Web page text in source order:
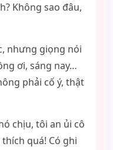
Không sao đâu,
nhưng giọng nói
ơi, sáng nay…
phải cố ý, thật
chịu, tôi an ủi cô
thích quá! Có ghi